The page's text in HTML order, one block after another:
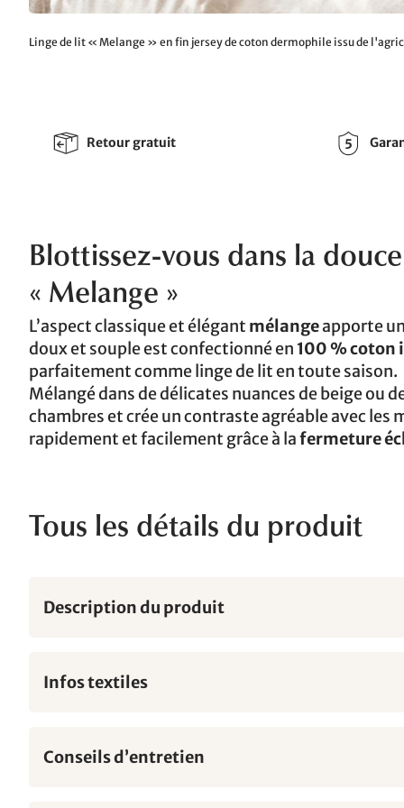
Linge de lit « Melange » en fin jersey de coton dermophile issu de
Retour gratuit
Blottissez-vous dans la
« Melange »
L’aspect classique et élégant mélangeapporte
doux et souple est confectionné en 100 % coton
parfaitement comme linge de lit en toute saison.
Mélangé dans de délicates nuances de beige ou
chambres et crée un contraste agréable avec les
rapidement et facilement grâce à lafermeture
Tous les détails du produit
Description du produit
Infos textiles
Conseils d’entretien